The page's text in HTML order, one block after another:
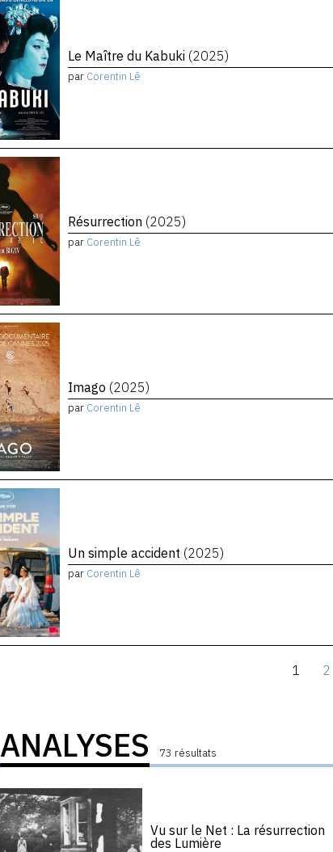
Le Maître du Kabuki (2025)
par Corentin Lê
Résurrection (2025)
par Corentin Lê
Imago (2025)
par Corentin Lê
Un simple accident (2025)
par Corentin Lê
1 2
ANALYSES 73 résultats
Vu sur le Net : La résurrection
des Lumière